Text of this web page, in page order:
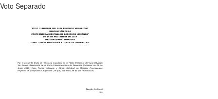
Voto Separado